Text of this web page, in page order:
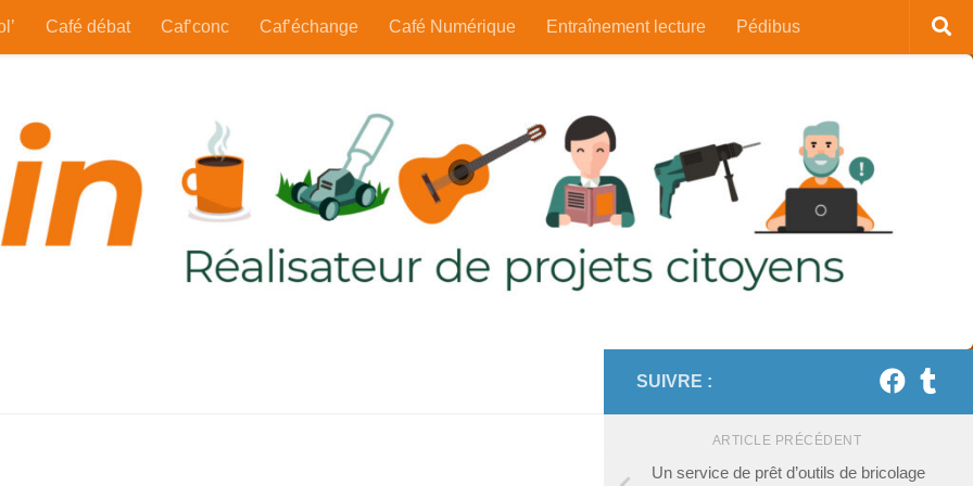
Café débat Caf’conc Caf’échange Café Numérique Entraînement lecture Pédibus
SUIVRE :
ARTICLE PRÉCÉDENT
Un service de prêt d’outils de bricolage